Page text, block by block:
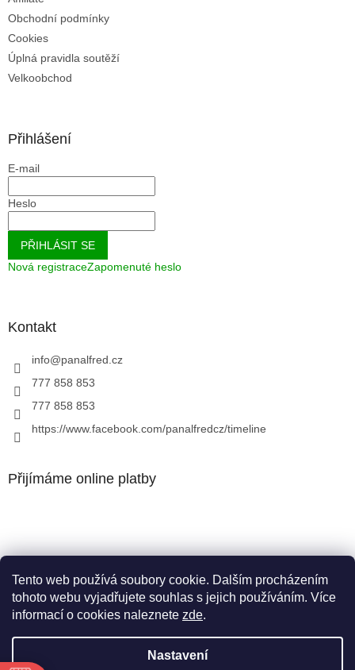
Tento web používá soubory cookie. Dalším procházením
tohoto webu vyjadřujete souhlas s jejich používáním. Více
informací o cookies naleznete zde.
Nastavení
Obchodní podmínky
Cookies
Úplná pravidla soutěží
Velkoobchod
Přihlášení
E-mail
Heslo
PŘIHLÁSIT SE
Nová registraceZapomenuté heslo
Kontakt
info@panalfred.cz
777 858 853
777 858 853
https://www.facebook.com/panalfredcz/timeline
Přijímáme online platby
Facebook
Vytvořil Shoptet